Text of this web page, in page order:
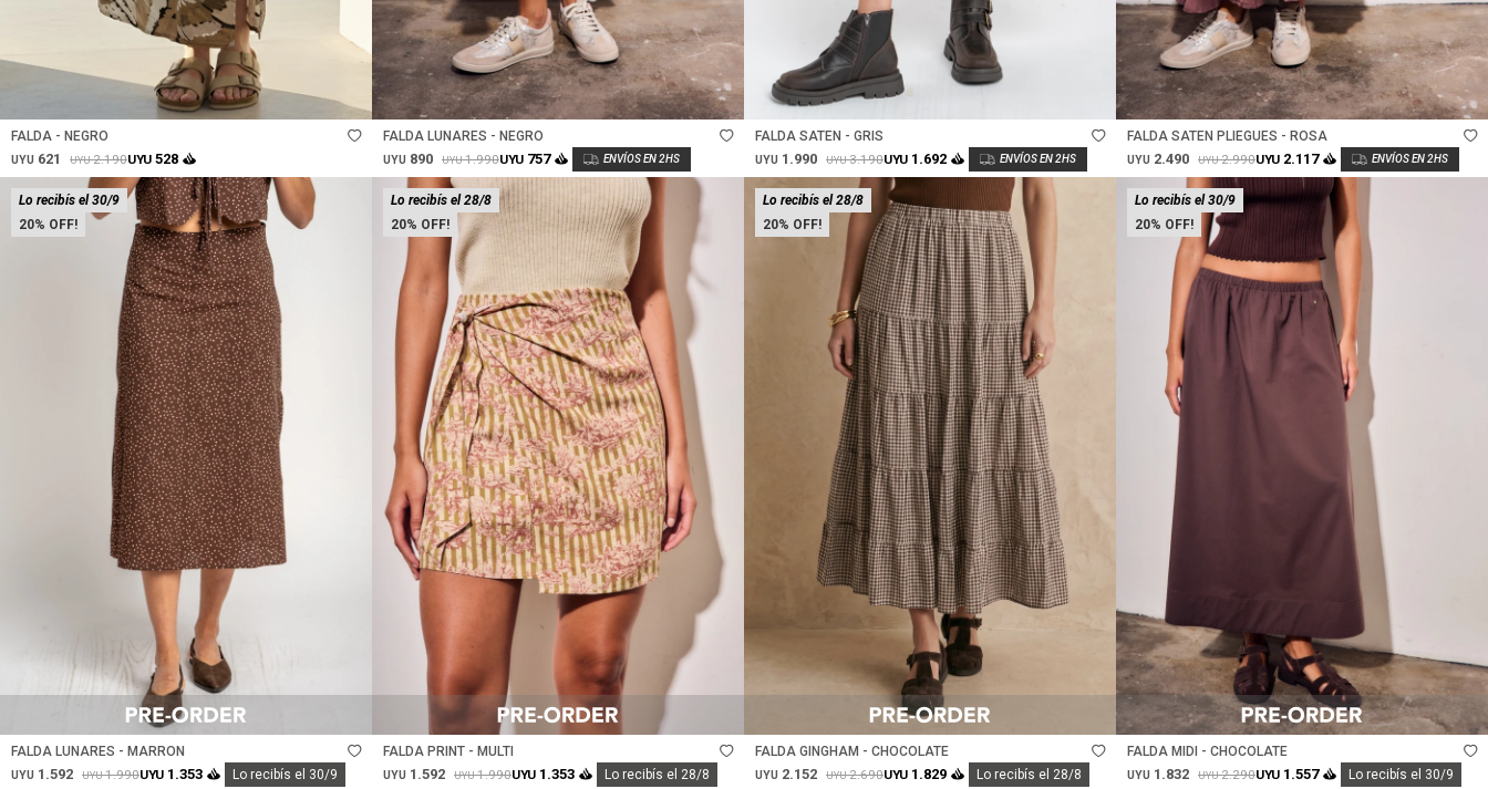
FALDA - NEGRO
UYU 621 UYU2.190UYU 528
Talle
FALDA LUNARES - NEGRO
UYU 890 UYU1.990UYU 757
Talle
FALDA SATEN - GRIS
UYU 1.990 UYU3.190UYU 1.692
Talle
FALDA SATEN PLIEGUES - ROSA
UYU 2.490 UYU2.990UYU 2.117
20
Lo recibís el 30/9
FALDA LUNARES - MARRON
UYU 1.592 UYU1.990UYU 1.353 Lo recibís el 30/9
20
Lo recibís el 28/8
Talle
FALDA PRINT - MULTI
UYU 1.592 UYU1.990UYU 1.353 Lo recibís el 28/8
20
Lo recibís el 28/8
FALDA GINGHAM - CHOCOLATE
UYU 2.152 UYU2.690UYU 1.829 Lo recibís el 28/8
20
Lo recibís el 30/9
Talle
FALDA MIDI - CHOCOLATE
UYU 1.832 UYU2.290UYU 1.557 Lo recibís el 30/9